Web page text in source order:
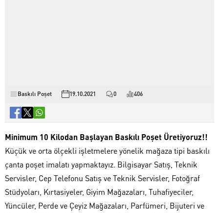
Baskılı Poşet 19.10.2021 0 406
Minimum 10 Kilodan Başlayan Baskılı Poşet Üretiyoruz!!
Küçük ve orta ölçekli işletmelere yönelik mağaza tipi baskılı
çanta poşet imalatı yapmaktayız. Bilgisayar Satış, Teknik
Servisler, Cep Telefonu Satış ve Teknik Servisler, Fotoğraf
Stüdyoları, Kırtasiyeler, Giyim Mağazaları, Tuhafiyeciler,
Yüncüler, Perde ve Çeyiz Mağazaları, Parfümeri, Bijuteri ve